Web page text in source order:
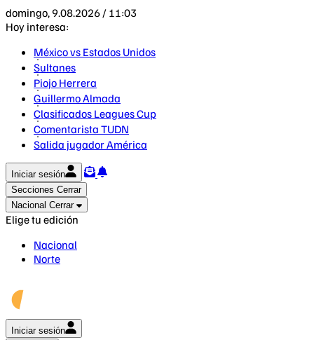
domingo, 9.08.2026 / 11:03
Hoy interesa:
México vs Estados Unidos
Sultanes
Piojo Herrera
Guillermo Almada
Clasificados Leagues Cup
Comentarista TUDN
Salida jugador América
Iniciar sesión
Secciones Cerrar
Nacional Cerrar
Elige tu edición
Nacional
Norte
Iniciar sesión